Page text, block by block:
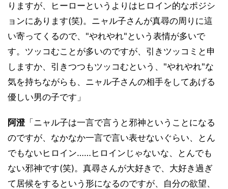
りますが、ヒーローというよりはヒロイン的なポジシ
ョンにあります(笑)。ニャル子さんが真尋の周りに這
い寄ってくるので、"やれやれ"という表情が多いで
す。ツッコむことが多いのですが、引きツッコミと申
しますか、引きつつもツッコむという、"やれやれ"な
気を持ちながらも、ニャル子さんの相手をしてあげる
優しい男の子です」
阿澄「ニャル子は一言で言うと邪神ということになる
のですが、なかなか一言で言い表せないぐらい、とん
でもないヒロイン……ヒロインじゃないな、とんでも
ない邪神です(笑)。真尋さんが大好きで、大好き過ぎ
て居候をするという形になるのですが、自分の欲望、